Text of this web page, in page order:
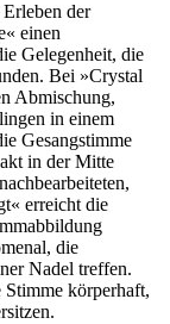
der
einen
Gelegenheit, die
Bei »Crystal
Abmischung,
in einem
Gesangstimme
in der Mitte
erreicht die
die
Nadel treffen.
körperhaft,